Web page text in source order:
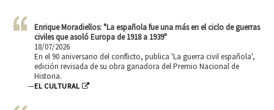
Enrique Moradiellos: "La española fue una más en el ciclo de guerras
civiles que asoló Europa de 1918 a 1939"
18/07/2026
En el 90 aniversario del conflicto, publica 'La guerra civil española',
edición revisada de su obra ganadora del Premio Nacional de
Historia.
—EL CULTURAL